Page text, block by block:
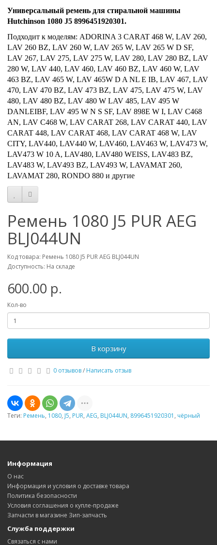
Универсальный ремень для стиральной машины
Hutchinson 1080 J5 8996451920301.
Подходит к моделям: ADORINA 3 CARAT 468 W, LAV 260,
LAV 260 BZ, LAV 260 W, LAV 265 W, LAV 265 W D SF,
LAV 267, LAV 275, LAV 275 W, LAV 280, LAV 280 BZ, LAV
280 W, LAV 440, LAV 460, LAV 460 BZ, LAV 460 W, LAV
463 BZ, LAV 465 W, LAV 465W D A NL E IB, LAV 467, LAV
470, LAV 470 BZ, LAV 473 BZ, LAV 475, LAV 475 W, LAV
480, LAV 480 BZ, LAV 480 W LAV 485, LAV 495 W
DANLEIBF, LAV 495 W N S SF, LAV 898E W I, LAV C468
AN, LAV C468 W, LAV CARAT 268, LAV CARAT 440, LAV
CARAT 448, LAV CARAT 468, LAV CARAT 468 W, LAV
CITY, LAV440, LAV440 W, LAV460, LAV463 W, LAV473 W,
LAV473 W 10 A, LAV480, LAV480 WEISS, LAV483 BZ,
LAV483 W, LAV493 BZ, LAV493 W, LAVAMAT 260,
LAVAMAT 280, RONDO 880 и другие
Ремень 1080 J5 PUR AEG
BLJ044UN
Код товара: Ремень 1080 J5 PUR AEG BLJ044UN
Доступность: На складе
600.00 р.
Кол-во
В корзину
0 отзывов/ Написать отзыв
Теги: Ремень, 1080, J5, PUR, AEG, BLJ044UN, 8996451920301 , чёрный
Информация
О нас
Информация и условия о доставке товара
Политика безопасности
Условия соглашения о купле-продаже
Запчасти в магазине Зип-запчасть
Служба поддержки
Связаться с нами